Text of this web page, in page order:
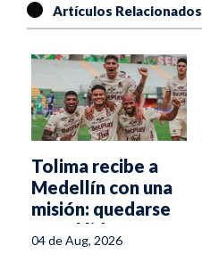
Artículos Relacionados
Tolima recibe a
Medellín con una
misión: quedarse
con el liderato
04 de Aug, 2026